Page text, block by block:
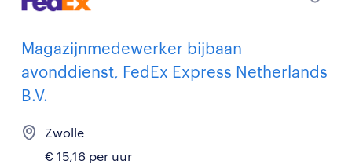
Magazijnmedewerker bijbaan
avonddienst, FedEx Express Netherlands
B.V.
Zwolle
€ 15,16 per uur